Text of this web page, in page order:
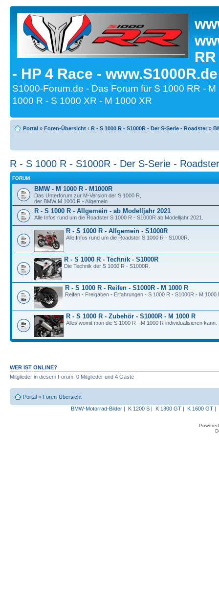
- HP 4 Race -
S1000-Forum.de - Das Forum für S 1000 RR -
1000 R - S 1000 XR - M 1000 XR
Portal » Foren-Übersicht ‹ R - S 1000 R - S1000R - Der S-Serie - Roadster »
R - S 1000 R - S1000R - Der S-Serie - Roadster
FORUM
BMW - M 1000 R - M1000R
Das Unterforum zur M-Version der S 1000 R,
der BMW M 1000 R - Allgemein
R - S 1000 R - Allgemein - ab Modelljahr 2021
Alle Infos rund um die Roadster S 1000 R - S1000R ab Modelljahr 2021.
R - S 1000 R - Allgemein - S1000R
Alle Infos rund um die Roadster S 1000 R - S1000R.
R - S 1000 R - Technik - S1000R
Die Technik der S 1000 R - S1000R.
R - S 1000 R - Reifen - S1000R - M 1000 R
Reifen - Freigaben - Erfahrungen - S 1000 R - S1000R - M 1000
R - S 1000 R - Zubehör - S1000R - M 1000 R
Alles womit man die S 1000 R - M 1000 R individualisieren kann.
WER IST ONLINE?
Mitglieder in diesem Forum: 0 Mitglieder und 4 Gäste
Portal » Foren-Übersicht
BMW-Motorrad-Bilder| K 1200 S| K 1300 GT| K 1600 GT|